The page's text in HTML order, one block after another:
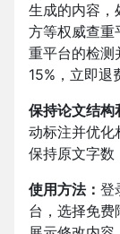
生成的内容，
方等权威查重
重平台的检测
15%，立即退
保持论文结构
动标注并优化
保持原文字数
使用方法： 登
台，选择免费